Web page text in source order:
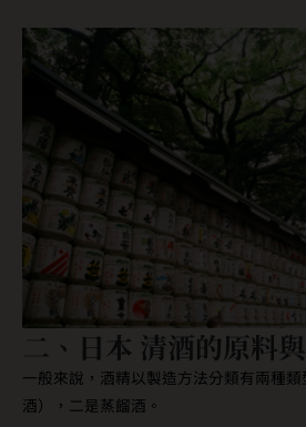
二、日本 清酒的原料
一般來說，酒精以製造方法分類有兩種
酒），二是蒸餾酒。